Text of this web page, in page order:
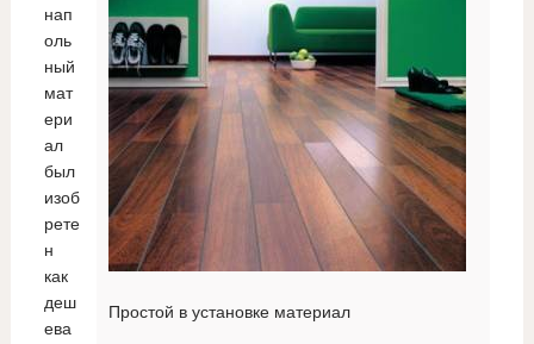
Простой в установке материал
нап
оль
ный
мат
ери
ал
был
изоб
рете
н
как
деш
ева